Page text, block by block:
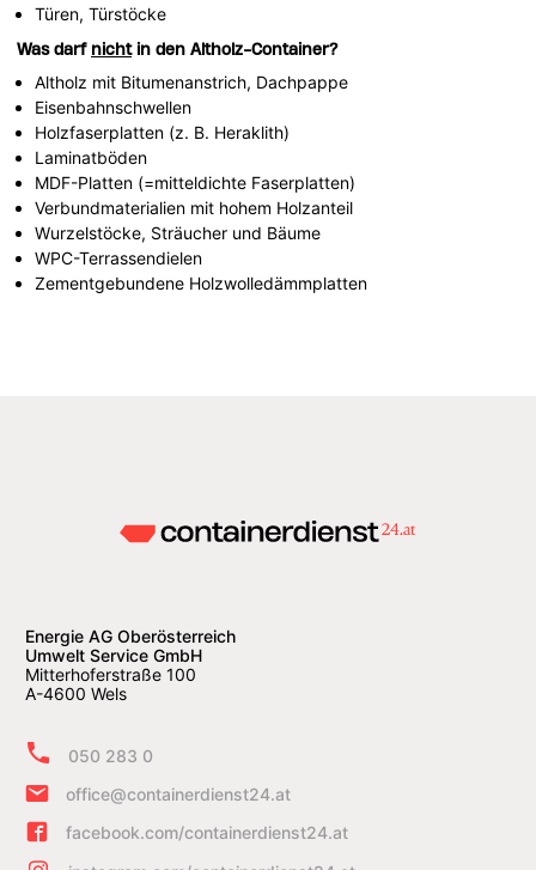
Türen, Türstöcke
Was darf nichtin den Altholz-Container?
Altholz mit Bitumenanstrich, Dachpappe
Eisenbahnschwellen
Holzfaserplatten (z. B. Heraklith)
Laminatböden
MDF-Platten (=mitteldichte Faserplatten)
Verbundmaterialien mit hohem Holzanteil
Wurzelstöcke, Sträucher und Bäume
WPC-Terrassendielen
Zementgebundene Holzwolledämmplatten
Energie AG Oberösterreich
Umwelt Service GmbH
Mitterhoferstraße 100
A-4600 Wels
050 283 0
office@containerdienst24.at
facebook.com/containerdienst24.at